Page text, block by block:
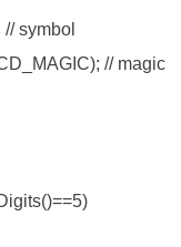
// magic